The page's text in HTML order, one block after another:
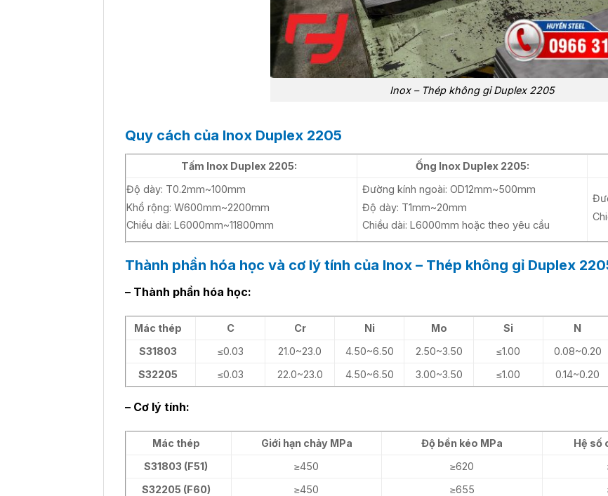
Inox – Thép không gỉ Duplex 2205
Quy cách của Inox Duplex 2205
Tấm Inox Duplex 2205: Ống Inox Duplex 2205:
Độ dày: T0.2mm~100mm
Khổ rộng: W600mm~2200mm
Chiều dài: L6000mm~11800mm
Đường kính ngoài: OD12mm~500mm
Độ dày: T1mm~20mm
Chiều dài: L6000mm hoặc theo yêu cầu
Thành phần hóa học và cơ lý tính của Inox – Thép không gỉ Duplex
– Thành phần hóa học:
Mác thép C Cr Ni Mo Si N
S31803
≤0.03 21.0~23.0 4.50~6.50 2.50~3.50 ≤1.00 0.08~0.20
S32205
≤0.03 22.0~23.0 4.50~6.50 3.00~3.50 ≤1.00 0.14~0.20
– Cơ lý tính:
Mác thép Giới hạn chảy MPa Độ bền kéo MPa Hệ số
S31803 (F51)
≥450 ≥620
S32205 (F60)
≥450 ≥655